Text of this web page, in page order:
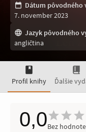
Dátum pôvodného
7. november 2023
Jazyk pôvodného
angličtina
Profil knihy Ďalšie
0,0Bez